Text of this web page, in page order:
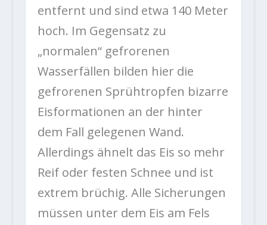
entfernt und sind etwa 140 Meter
hoch. Im Gegensatz zu
„normalen“ gefrorenen
Wasserfällen bilden hier die
gefrorenen Sprühtropfen bizarre
Eisformationen an der hinter
dem Fall gelegenen Wand.
Allerdings ähnelt das Eis so mehr
Reif oder festen Schnee und ist
extrem brüchig. Alle Sicherungen
müssen unter dem Eis am Fels